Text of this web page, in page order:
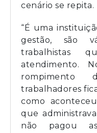
cenário se repita.
“É uma
gestão, são
trabalhistas
atendimento.
trabalhadores
como
que
não pagou